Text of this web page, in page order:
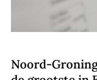
Noord-